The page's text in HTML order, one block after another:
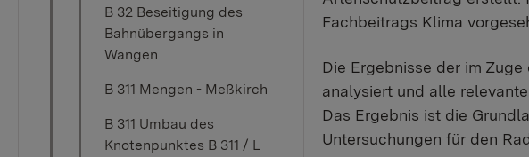
B 32 Beseitigung des
Bahnübergangs in
Wangen
B 311 Mengen - Meßkirch
B 311 Umbau des
Knotenpunktes B 311 / L
Fachbeitrags Klima
Die Ergebnisse der im
analysiert und alle
Das Ergebnis ist die
Untersuchungen für den